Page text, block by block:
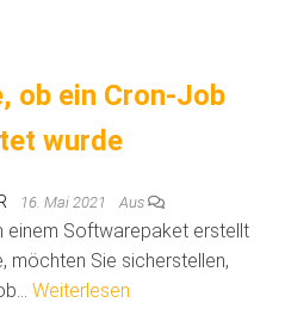
ob ein Cron-Job
wurde
16. Mai 2021 Aus
einem Softwarepaket erstellt
möchten Sie sicherstellen,
Weiterlesen